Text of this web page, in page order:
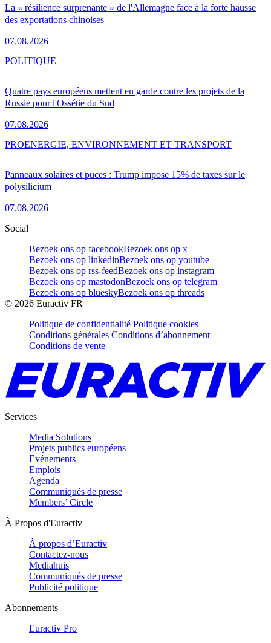
La « résilience surprenante » de l'Allemagne face à la forte hausse
des exportations chinoises
07.08.2026
Quatre pays européens mettent en garde contre les projets de la
Russie pour l'Ossétie du Sud
07.08.2026
POLITIQUE
Panneaux solaires et puces : Trump impose 15% de taxes sur le
polysilicium
07.08.2026
PROENERGIE, ENVIRONNEMENT ET TRANSPORT
Social
Bezoek ons op facebookBezoek ons op x
Bezoek ons op linkedinBezoek ons op youtube
Bezoek ons op rss-feedBezoek ons op instagram
Bezoek ons op mastodonBezoek ons op telegram
Bezoek ons op blueskyBezoek ons op threads
© 2026 Euractiv FR
Politique de confidentialité Politique cookies
Conditions générales Conditions d’abonnement
Conditions de vente
Services
Media Solutions
Projets publics européens
Evénements
Emplois
Agenda
Communiqués de presse
Members’ Circle
À Propos d'Euractiv
À propos d’Euractiv
Contactez-nous
Mediahuis
Communiqués de presse
Publicité politique
Abonnements
Euractiv Pro